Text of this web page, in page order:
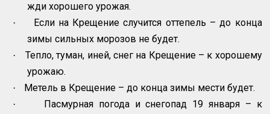
жди хорошего урожая.
·
Если на Крещение случится оттепель – до конца
зимы сильных морозов не будет.
·
Тепло, туман, иней, снег на Крещение – к хорошему
урожаю.
· Метель в Крещение – до конца зимы мести будет.
·
Пасмурная погода и снегопад 19 января – к